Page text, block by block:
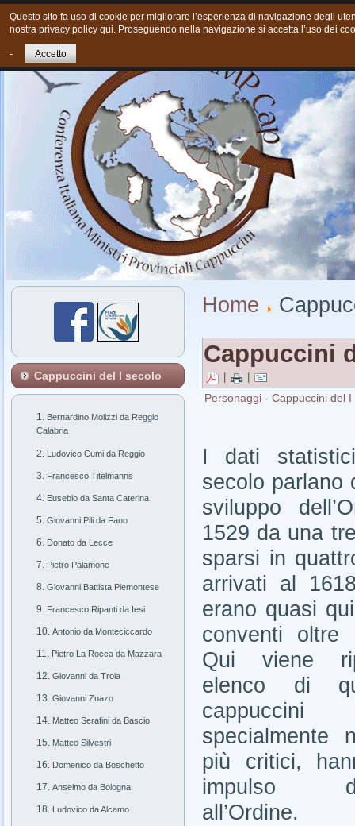
Home Chi siamo Cosa Facciamo oggi Giovani
Cappuccini del I secolo
Bernardino Molizzi da Reggio
Calabria
Ludovico Cumi da Reggio
Francesco Titelmanns
Eusebio da Santa Caterina
Giovanni Pili da Fano
Donato da Lecce
Pietro Palamone
Giovanni Battista Piemontese
Francesco Ripanti da Iesi
Antonio da Monteciccardo
Pietro La Rocca da Mazzara
Giovanni da Troia
Giovanni Zuazo
Matteo Serafini da Bascio
Matteo Silvestri
Domenico da Boschetto
Anselmo da Bologna
Ludovico da Alcamo
Home
Cappuccini
Personaggi - Cappuccini del I
I dati
secolo parlano
sviluppo
1529 da una
sparsi in
arrivati al
erano quasi
conventi oltre
Qui viene
elenco di
specialmente
più critici,
impulso
all’Ordine.
Questo sito fa uso di cookie per migliorare l’esperienza di navigazione degli
nostra privacy policy qui. Proseguendo nella navigazione si accetta l’uso dei
- Accetto